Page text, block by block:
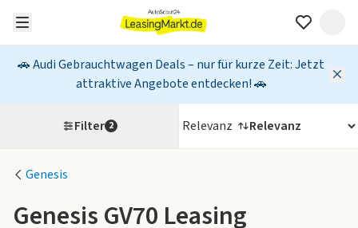
🚗 Audi Gebrauchtwagen Deals – nur für kurze Zeit: Jetzt
attraktive Angebote entdecken! 🚗
Genesis
Genesis GV70 Leasing
Filter 2 Relevanz